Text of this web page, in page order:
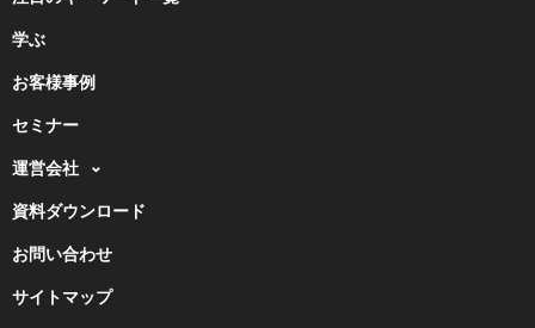
学ぶ
お客様事例
セミナー
運営会社
資料ダウンロード
お問い合わせ
サイトマップ